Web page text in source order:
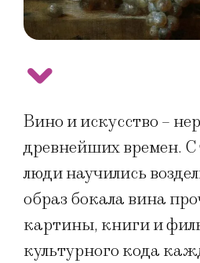
Вино и искусство –
древнейших времен. С
люди научились
образ бокала вина
картины, книги и
культурного кода